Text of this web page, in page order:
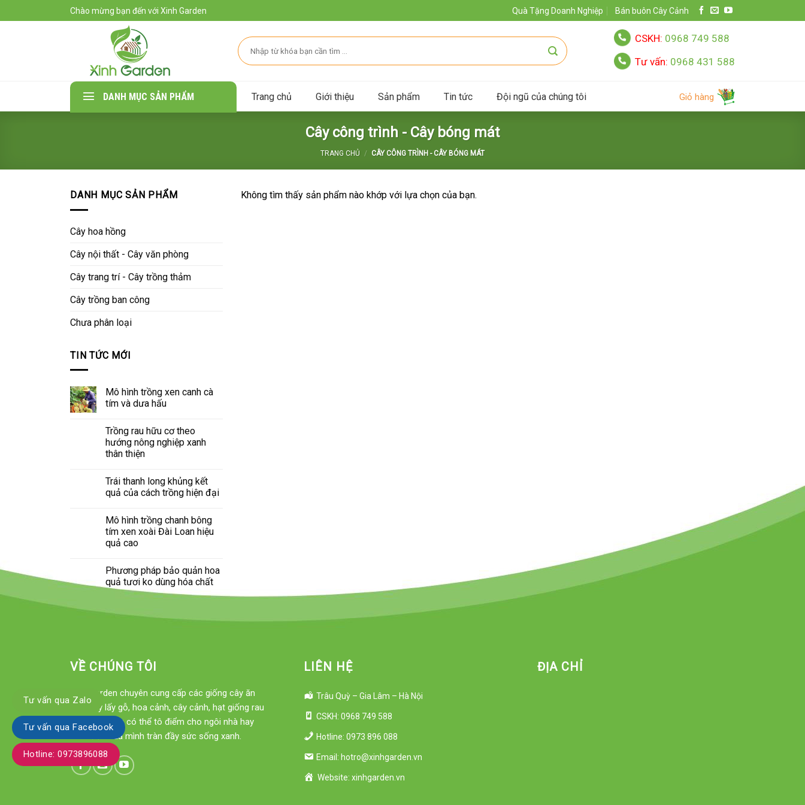
to
Chào mừng bạn đến với Xinh Garden Quà Tặng Doanh Nghiệp Bán buôn Cây Cảnh
Tìm
kiếm:
CSKH: 0968 749 588
Tư vấn: 0968 431 588
DANH MỤC SẢN PHẨM Trang chủ Giới thiệu Sản phẩm Tin tức Đội ngũ của chúng tôi Giỏ hàng
Cây công trình - Cây bóng mát
TRANG CHỦ / CÂY CÔNG TRÌNH - CÂY BÓNG MÁT
DANH MỤC SẢN PHẨM
Cây hoa hồng
Cây nội thất - Cây văn phòng
Cây trang trí - Cây trồng thảm
Cây trồng ban công
Chưa phân loại
TIN TỨC MỚI
Mô hình trồng xen canh cà
tím và dưa hấu
Trồng rau hữu cơ theo
hướng nông nghiệp xanh
thân thiện
Trái thanh long khủng kết
quả của cách trồng hiện đại
Mô hình trồng chanh bông
tím xen xoài Đài Loan hiệu
quả cao
Phương pháp bảo quản hoa
quả tươi ko dùng hóa chất
Không tìm thấy sản phẩm nào khớp với lựa chọn của bạn.
VỀ CHÚNG TÔI
Xinh Garden chuyên cung cấp các giống cây ăn
quả, cây lấy gỗ, hoa cảnh, cây cảnh, hạt giống rau
sạch... để bạn có thể tô điểm cho ngôi nhà hay
khu vườn của mình tràn đầy sức sống xanh.
LIÊN HỆ
Trâu Quỳ – Gia Lâm – Hà Nội
CSKH: 0968 749 588
Hotline: 0973 896 088
Email: hotro@xinhgarden.vn
Website: xinhgarden.vn
ĐỊA CHỈ
Tư vấn qua Zalo
Tư vấn qua Facebook
Hotline: 0973896088